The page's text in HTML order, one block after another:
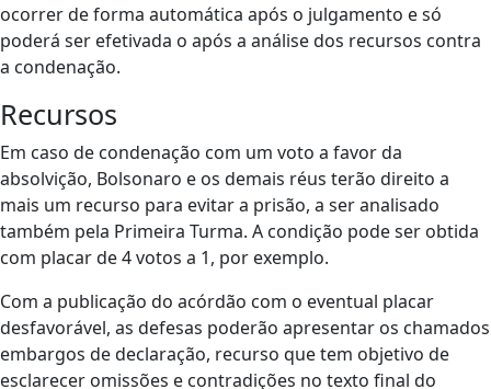
ocorrer de forma automática após o julgamento e só
poderá ser efetivada o após a análise dos recursos contra
a condenação.
Recursos
Em caso de condenação com um voto a favor da
absolvição, Bolsonaro e os demais réus terão direito a
mais um recurso para evitar a prisão, a ser analisado
também pela Primeira Turma. A condição pode ser obtida
com placar de 4 votos a 1, por exemplo.
Com a publicação do acórdão com o eventual placar
desfavorável, as defesas poderão apresentar os chamados
embargos de declaração, recurso que tem objetivo de
esclarecer omissões e contradições no texto final do